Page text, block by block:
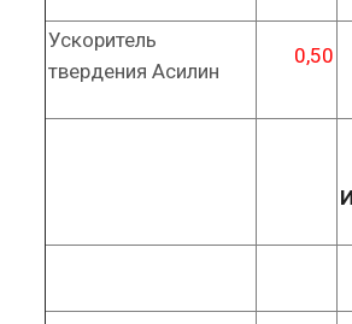
Ускоритель
твердения Асилин
0,50